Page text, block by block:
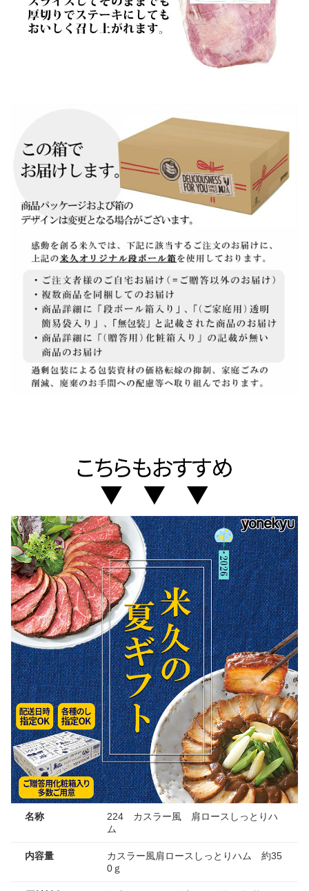
名称
224 カスラー風 肩ロースしっとりハ
ム
内容量
カスラー風肩ロースしっとりハム 約35
0ｇ